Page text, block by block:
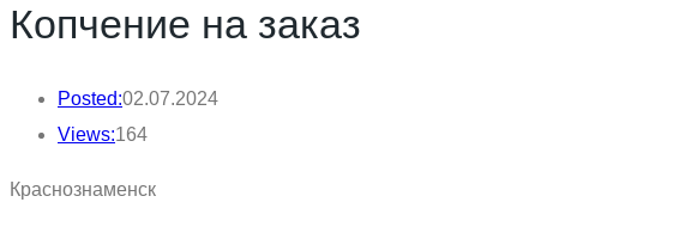
Копчение на заказ
Posted:02.07.2024
Views:164
Краснознаменск